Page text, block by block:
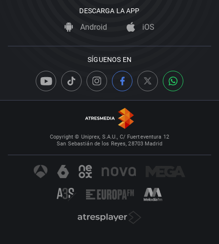
DESCARGA LA APP
Android iOS
SÍGUENOS EN
Copyright © Uniprex, S.A.U., C/ Fuerteventura 12
San Sebastián de los Reyes, 28703 Madrid